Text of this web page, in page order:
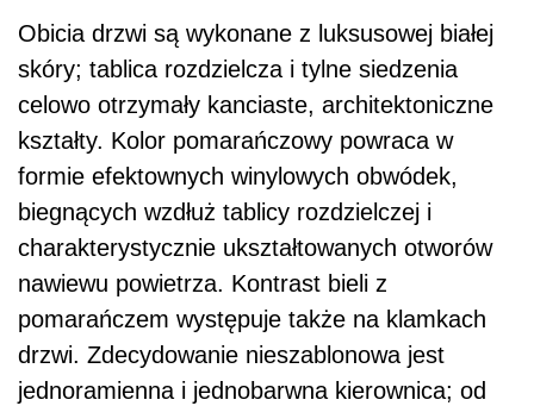
Obicia drzwi są wykonane z luksusowej białej
skóry; tablica rozdzielcza i tylne siedzenia
celowo otrzymały kanciaste, architektoniczne
kształty. Kolor pomarańczowy powraca w
formie efektownych winylowych obwódek,
biegnących wzdłuż tablicy rozdzielczej i
charakterystycznie ukształtowanych otworów
nawiewu powietrza. Kontrast bieli z
pomarańczem występuje także na klamkach
drzwi. Zdecydowanie nieszablonowa jest
jednoramienna i jednobarwna kierownica; od